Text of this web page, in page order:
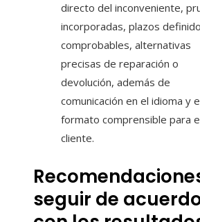
directo del inconveniente,
incorporadas, plazos
comprobables, alternativas
precisas de reparación o
devolución, además de
comunicación en el idioma y
formato comprensible para
cliente.
seguir de